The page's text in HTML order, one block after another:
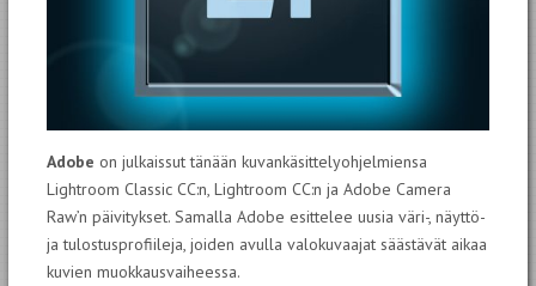
Adobe on julkaissut tänään kuvankäsittelyohjelmiensa
Lightroom Classic CC:n, Lightroom CC:n ja Adobe Camera
Raw’n päivitykset. Samalla Adobe esittelee uusia väri-, näyttö-
ja tulostusprofiileja, joiden avulla valokuvaajat säästävät aikaa
kuvien muokkausvaiheessa.